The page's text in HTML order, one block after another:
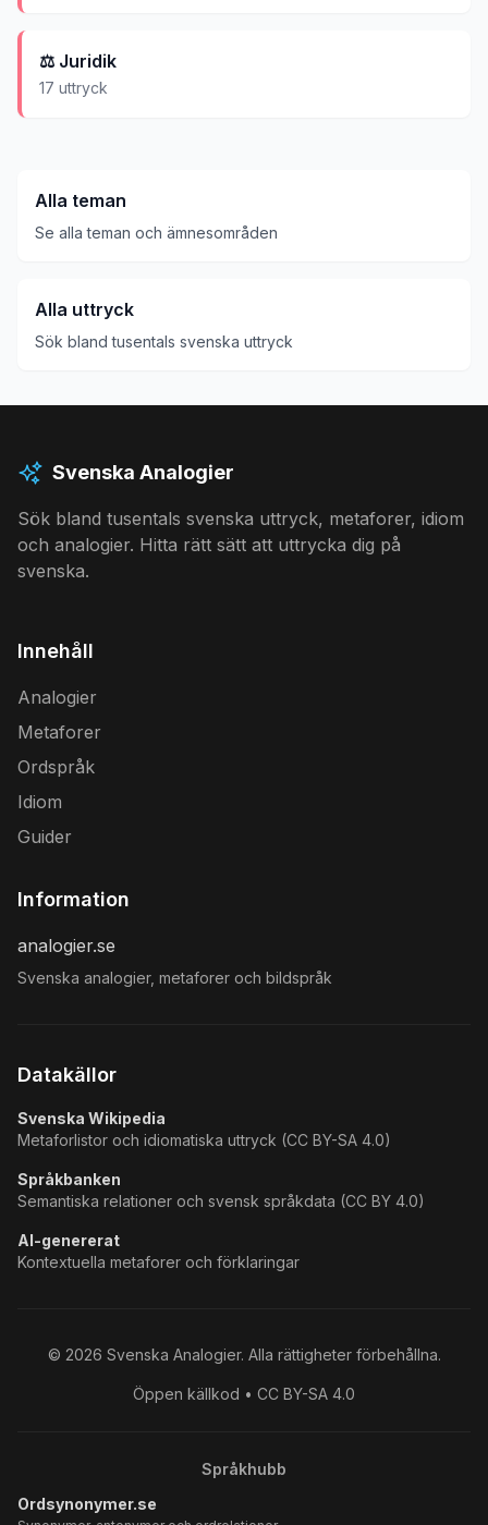
⚖️ Juridik
17 uttryck
Alla teman
Se alla teman och ämnesområden
Alla uttryck
Sök bland tusentals svenska uttryck
Svenska Analogier
Sök bland tusentals svenska uttryck, metaforer, idiom
och analogier. Hitta rätt sätt att uttrycka dig på
svenska.
Innehåll
Analogier
Metaforer
Ordspråk
Idiom
Guider
Information
analogier.se
Svenska analogier, metaforer och bildspråk
Datakällor
Svenska Wikipedia
Metaforlistor och idiomatiska uttryck (CC BY-SA 4.0)
Språkbanken
Semantiska relationer och svensk språkdata (CC BY 4.0)
AI-genererat
Kontextuella metaforer och förklaringar
© 2026 Svenska Analogier. Alla rättigheter förbehållna.
Öppen källkod • CC BY-SA 4.0
Språkhubb
Ordsynonymer.se